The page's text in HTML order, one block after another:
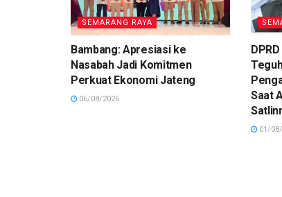
SEMARANG RAYA
Bambang: Apresiasi ke
Nasabah Jadi Komitmen
Perkuat Ekonomi Jateng
06/08/2026
Saat
01/